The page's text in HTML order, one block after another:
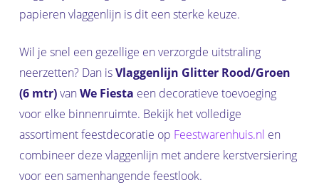
papieren vlaggenlijn is dit een sterke keuze.
Wil je snel een gezellige en verzorgde uitstraling
neerzetten? Dan isVlaggenlijn Glitter Rood/Groen
(6 mtr)vanWe Fiesta een decoratieve toevoeging
voor elke binnenruimte. Bekijk het volledige
assortiment feestdecoratie op Feestwarenhuis.nl en
combineer deze vlaggenlijn met andere kerstversiering
voor een samenhangende feestlook.